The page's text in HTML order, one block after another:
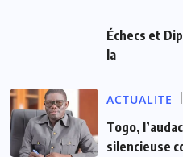
Échecs et
la
ACTUALITE
Togo,
silencieuse